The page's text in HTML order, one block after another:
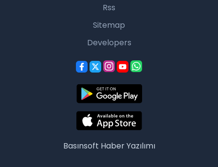
Rss
Sitemap
Developers
Basınsoft Haber Yazılımı